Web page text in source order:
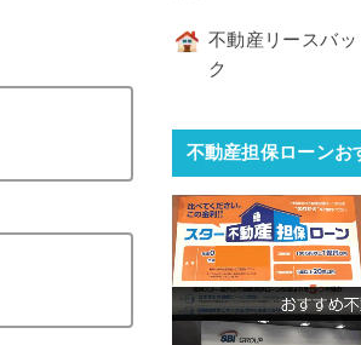
不動産リースバッ
ク
不動産担保ローンお